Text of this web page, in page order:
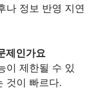
나 정보 반영 지연
제인가요
이 제한될 수 있
것이 빠르다.